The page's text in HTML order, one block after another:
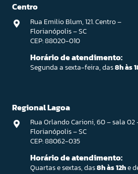
Centro
Rua Emilio Blum, 121. Centro –
Florianópolis – SC
CEP: 88020-010
Horário de atendimento:
Segunda a sexta-feira, das8h às
Regional Lagoa
Rua Orlando Carioni, 60 – sala 02
Florianópolis – SC
CEP: 88062-035
Horário de atendimento:
Quartas e sextas, das8h às 12he